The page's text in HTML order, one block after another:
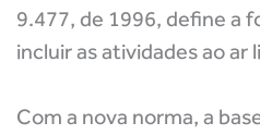
9.477, de 1996, define a
incluir as atividades ao ar
Com a nova norma, a